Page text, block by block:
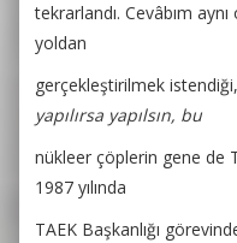
tekrarlandı. Cevâbım
yoldan
gerçekleştirilmek
yapılırsa yapılsın, bu
nükleer çöplerin gene de
1987 yılında
TAEK Başkanlığı